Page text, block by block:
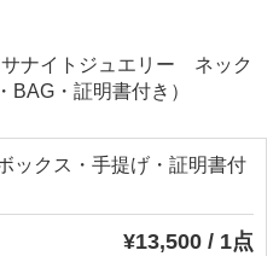
ナイトジュエリー ネック
BAG・証明書付き）
ックス・手提げ・証明書付
¥13,500 / 1点